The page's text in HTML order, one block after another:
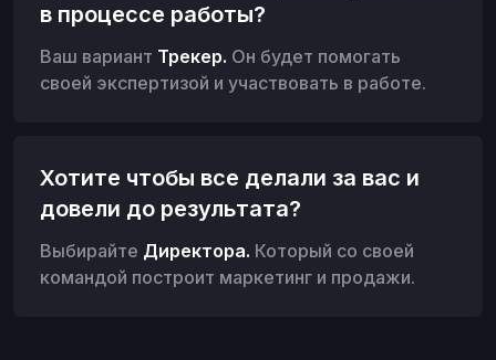
в процессе работы?
Ваш вариант Трекер. Он будет помогать
своей экспертизой и участвовать в работе.
Хотите чтобы все делали за вас и
довели до результата?
Выбирайте Директора. Который со своей
командой построит маркетинг и продажи.